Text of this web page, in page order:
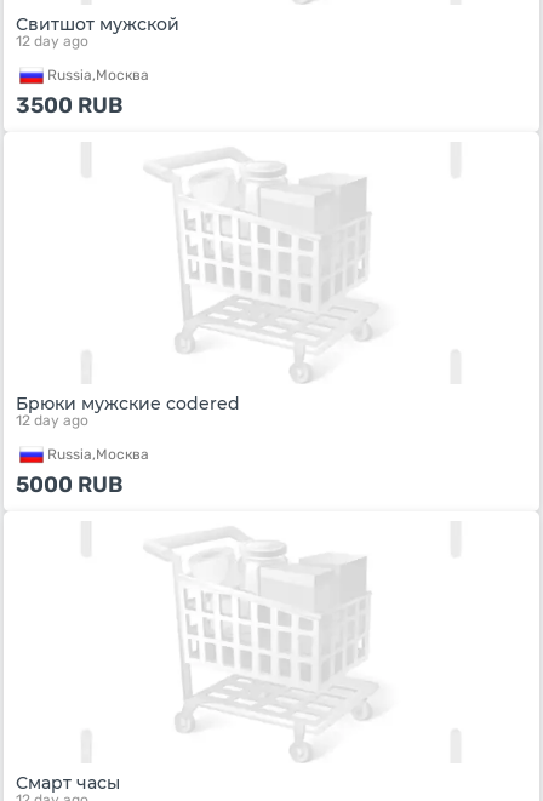
Свитшот мужской
12 day ago
Russia,Москва
3500 RUB
Брюки мужские codered
12 day ago
Russia,Москва
5000 RUB
Смарт часы